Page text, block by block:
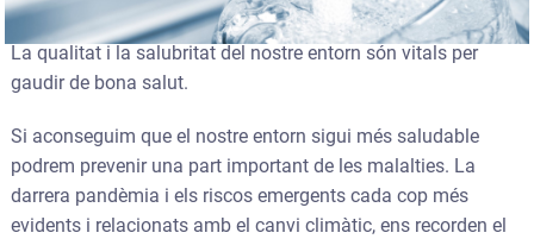
La qualitat i la salubritat del nostre entorn són vitals per
gaudir de bona salut.
Si aconseguim que el nostre entorn sigui més saludable
podrem prevenir una part important de les malalties. La
darrera pandèmia i els riscos emergents cada cop més
evidents i relacionats amb el canvi climàtic, ens recorden el